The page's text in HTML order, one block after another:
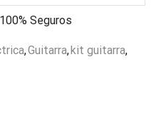
100% Seguros
,Guitarra,kit guitarra,